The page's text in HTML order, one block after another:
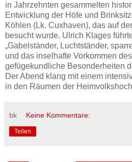
in Jahrzehnten gesammelten
Entwicklung der Höfe und
Köhlen (Lk. Cuxhaven), das auf
besucht wurde. Ulrich Klages
„Gabelständer, Luchtständer,
und das inselhafte Vorkommen
gefügekundliche Besonderheiten
Der Abend klang mit einem
in den Räumen der
bk Keine Kommentare:
Teilen